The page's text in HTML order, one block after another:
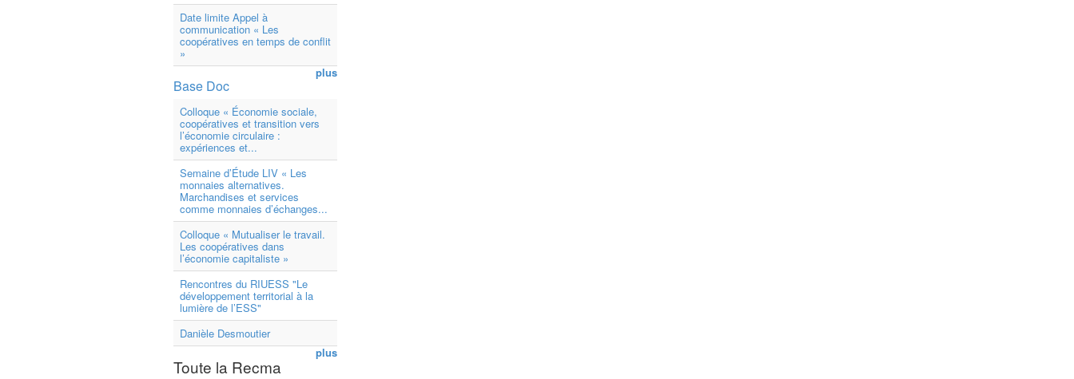
Date limite Appel à
communication « Les
coopératives en temps de conflit
»
plus
Base Doc
Colloque « Économie sociale,
coopératives et transition vers
l’économie circulaire :
expériences et...
Semaine d’Étude LIV « Les
monnaies alternatives.
Marchandises et services
comme monnaies d’échanges...
Colloque « Mutualiser le travail.
Les coopératives dans
l’économie capitaliste »
Rencontres du RIUESS "Le
développement territorial à la
lumière de l’ESS"
Danièle Desmoutier
plus
Toute la Recma